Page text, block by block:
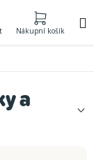
Nákupní košík
a